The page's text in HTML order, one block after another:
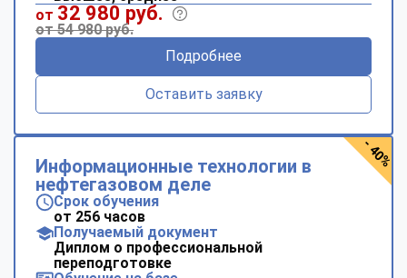
от 32 980 руб.
от 54 980 руб.
Подробнее
Оставить заявку
Информационные технологии в
нефтегазовом деле
Срок обучения
от 256 часов
Получаемый документ
Диплом о профессиональной
переподготовке
- 40%